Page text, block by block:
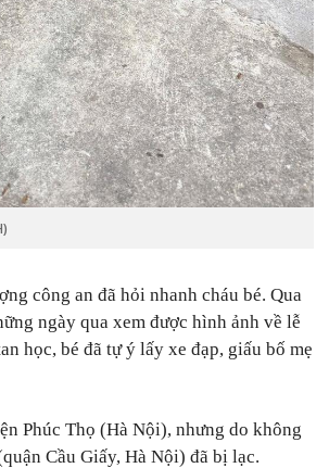
công an đã hỏi nhanh cháu bé. Qua
ngày qua xem được hình ảnh về lễ
học, bé đã tự ý lấy xe đạp, giấu bố mẹ
Phúc Thọ (Hà Nội), nhưng do không
Cầu Giấy, Hà Nội) đã bị lạc.